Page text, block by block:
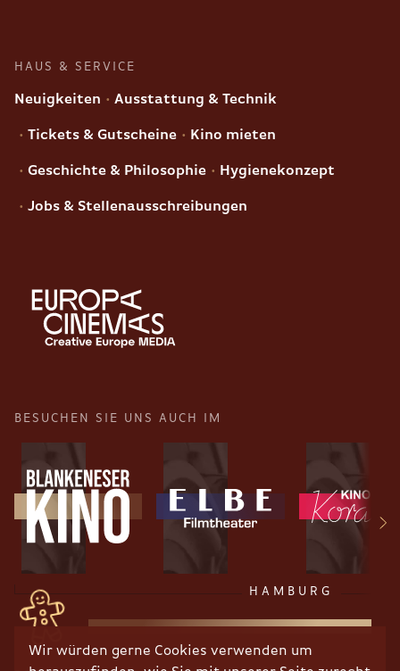
Wir würden gerne Cookies verwenden um
HAUS & SERVICE
Neuigkeiten Ausstattung & Technik
Tickets & Gutscheine Kino mieten
Geschichte & Philosophie Hygienekonzept
Jobs & Stellenausschreibungen
BESUCHEN SIE UNS AUCH IM
HAMBURG